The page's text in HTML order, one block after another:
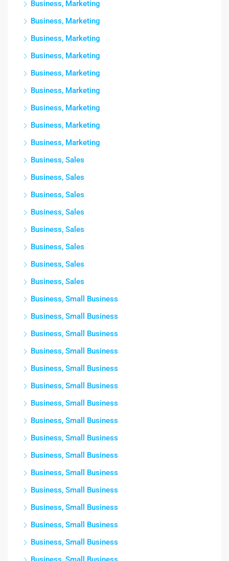
Business, Marketing
Business, Marketing
Business, Marketing
Business, Marketing
Business, Marketing
Business, Marketing
Business, Marketing
Business, Marketing
Business, Marketing
Business, Sales
Business, Sales
Business, Sales
Business, Sales
Business, Sales
Business, Sales
Business, Sales
Business, Sales
Business, Small Business
Business, Small Business
Business, Small Business
Business, Small Business
Business, Small Business
Business, Small Business
Business, Small Business
Business, Small Business
Business, Small Business
Business, Small Business
Business, Small Business
Business, Small Business
Business, Small Business
Business, Small Business
Business, Small Business